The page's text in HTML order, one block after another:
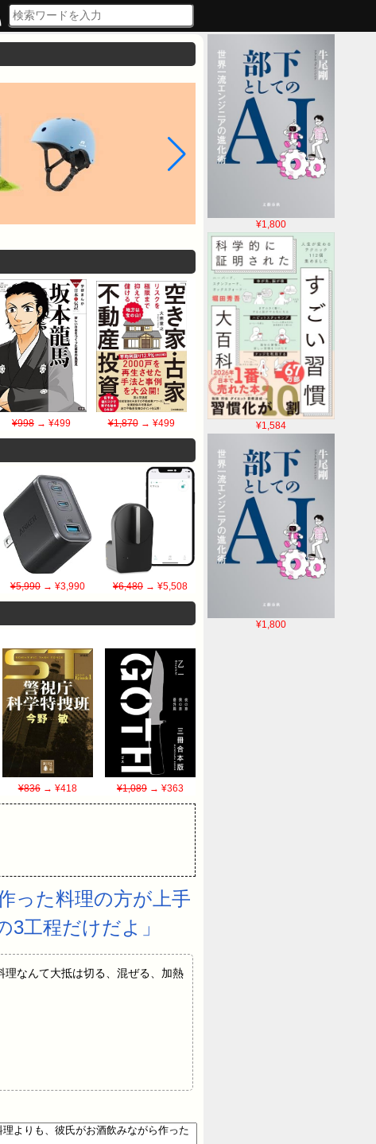
¥1,800
¥1,584
¥1,800
¥998 → ¥499 ¥1,870→ ¥499
¥5,990→ ¥3,990 ¥6,480→ ¥5,508
¥836→ ¥418 ¥1,089→ ¥363
った料理の方が上手
工程だけだよ」
なんて大抵は切る、混ぜる、加熱